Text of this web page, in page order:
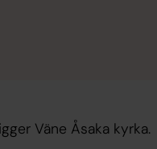
Väne Åsaka kyrka.